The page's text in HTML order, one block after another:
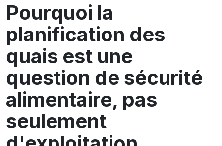
Pourquoi la
planification des
quais est une
question de sécurité
alimentaire, pas
seulement